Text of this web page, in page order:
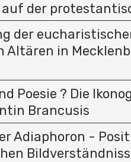
der
der
Altären in
Poesie ? Die
Brancusis
Adiaphoron -